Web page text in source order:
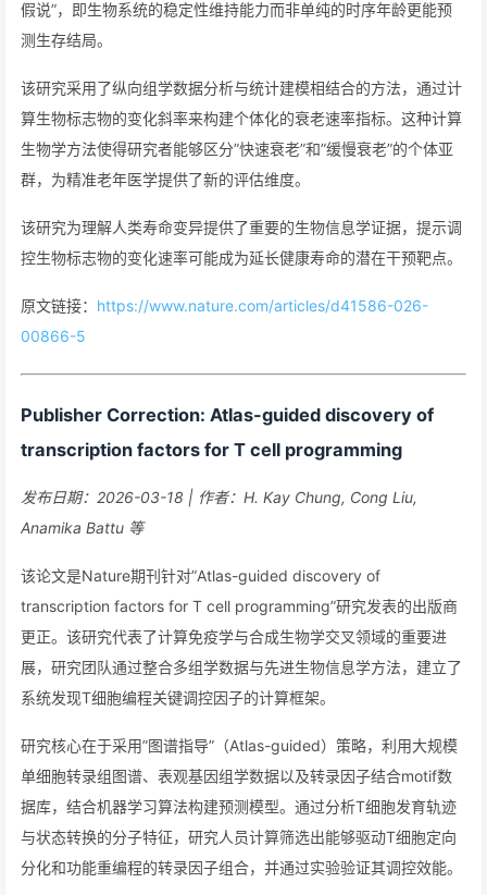
假说”，即生物系统的稳定性维持能力而非单纯的时序年龄更能预
测生存结局。
该研究采用了纵向组学数据分析与统计建模相结合的方法，通过计
算生物标志物的变化斜率来构建个体化的衰老速率指标。这种计算
生物学方法使得研究者能够区分”快速衰老”和”缓慢衰老”的个体亚
群，为精准老年医学提供了新的评估维度。
该研究为理解人类寿命变异提供了重要的生物信息学证据，提示调
控生物标志物的变化速率可能成为延长健康寿命的潜在干预靶点。
原文链接： https://www.nature.com/articles/d41586-026-
00866-5
Publisher Correction: Atlas-guided discovery of
transcription factors for T cell programming
发布日期：2026-03-18 | 作者：H. Kay Chung, Cong Liu,
Anamika Battu 等
该论文是Nature期刊针对”Atlas-guided discovery of
transcription factors for T cell programming”研究发表的出版商
更正。该研究代表了计算免疫学与合成生物学交叉领域的重要进
展，研究团队通过整合多组学数据与先进生物信息学方法，建立了
系统发现T细胞编程关键调控因子的计算框架。
研究核心在于采用”图谱指导”（Atlas-guided）策略，利用大规模
单细胞转录组图谱、表观基因组学数据以及转录因子结合motif数
据库，结合机器学习算法构建预测模型。通过分析T细胞发育轨迹
与状态转换的分子特征，研究人员计算筛选出能够驱动T细胞定向
分化和功能重编程的转录因子组合，并通过实验验证其调控效能。